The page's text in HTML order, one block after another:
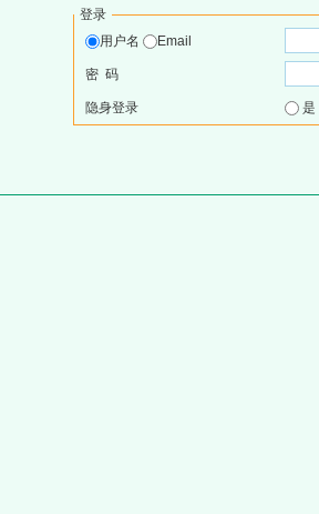
登录
用户名
Email
密 码
隐身登录